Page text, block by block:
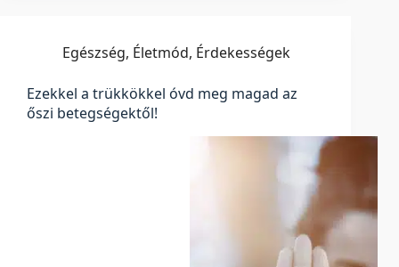
Egészség, Életmód, Érdekességek
Ezekkel a trükkökkel óvd meg magad az
őszi betegségektől!